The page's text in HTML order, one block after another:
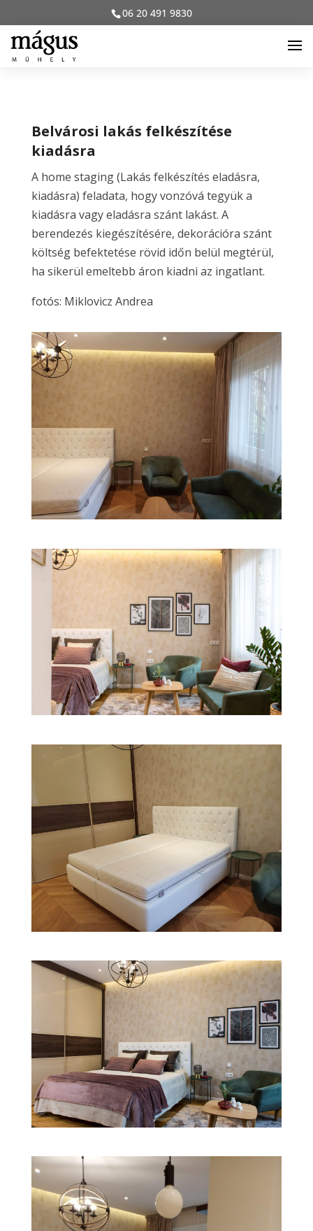
06 20 491 9830
Belvárosi lakás felkészítése
kiadásra
A home staging (Lakás felkészítés eladásra,
kiadásra) feladata, hogy vonzóvá tegyük a
kiadásra vagy eladásra szánt lakást. A
berendezés kiegészítésére, dekorációra szánt
költség befektetése rövid időn belül megtérül,
ha sikerül emeltebb áron kiadni az ingatlant.
fotós: Miklovicz Andrea